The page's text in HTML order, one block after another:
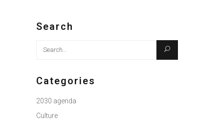
Search
Search
Categories
2030 agenda
Culture